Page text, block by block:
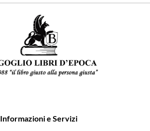
Informazioni e Servizi